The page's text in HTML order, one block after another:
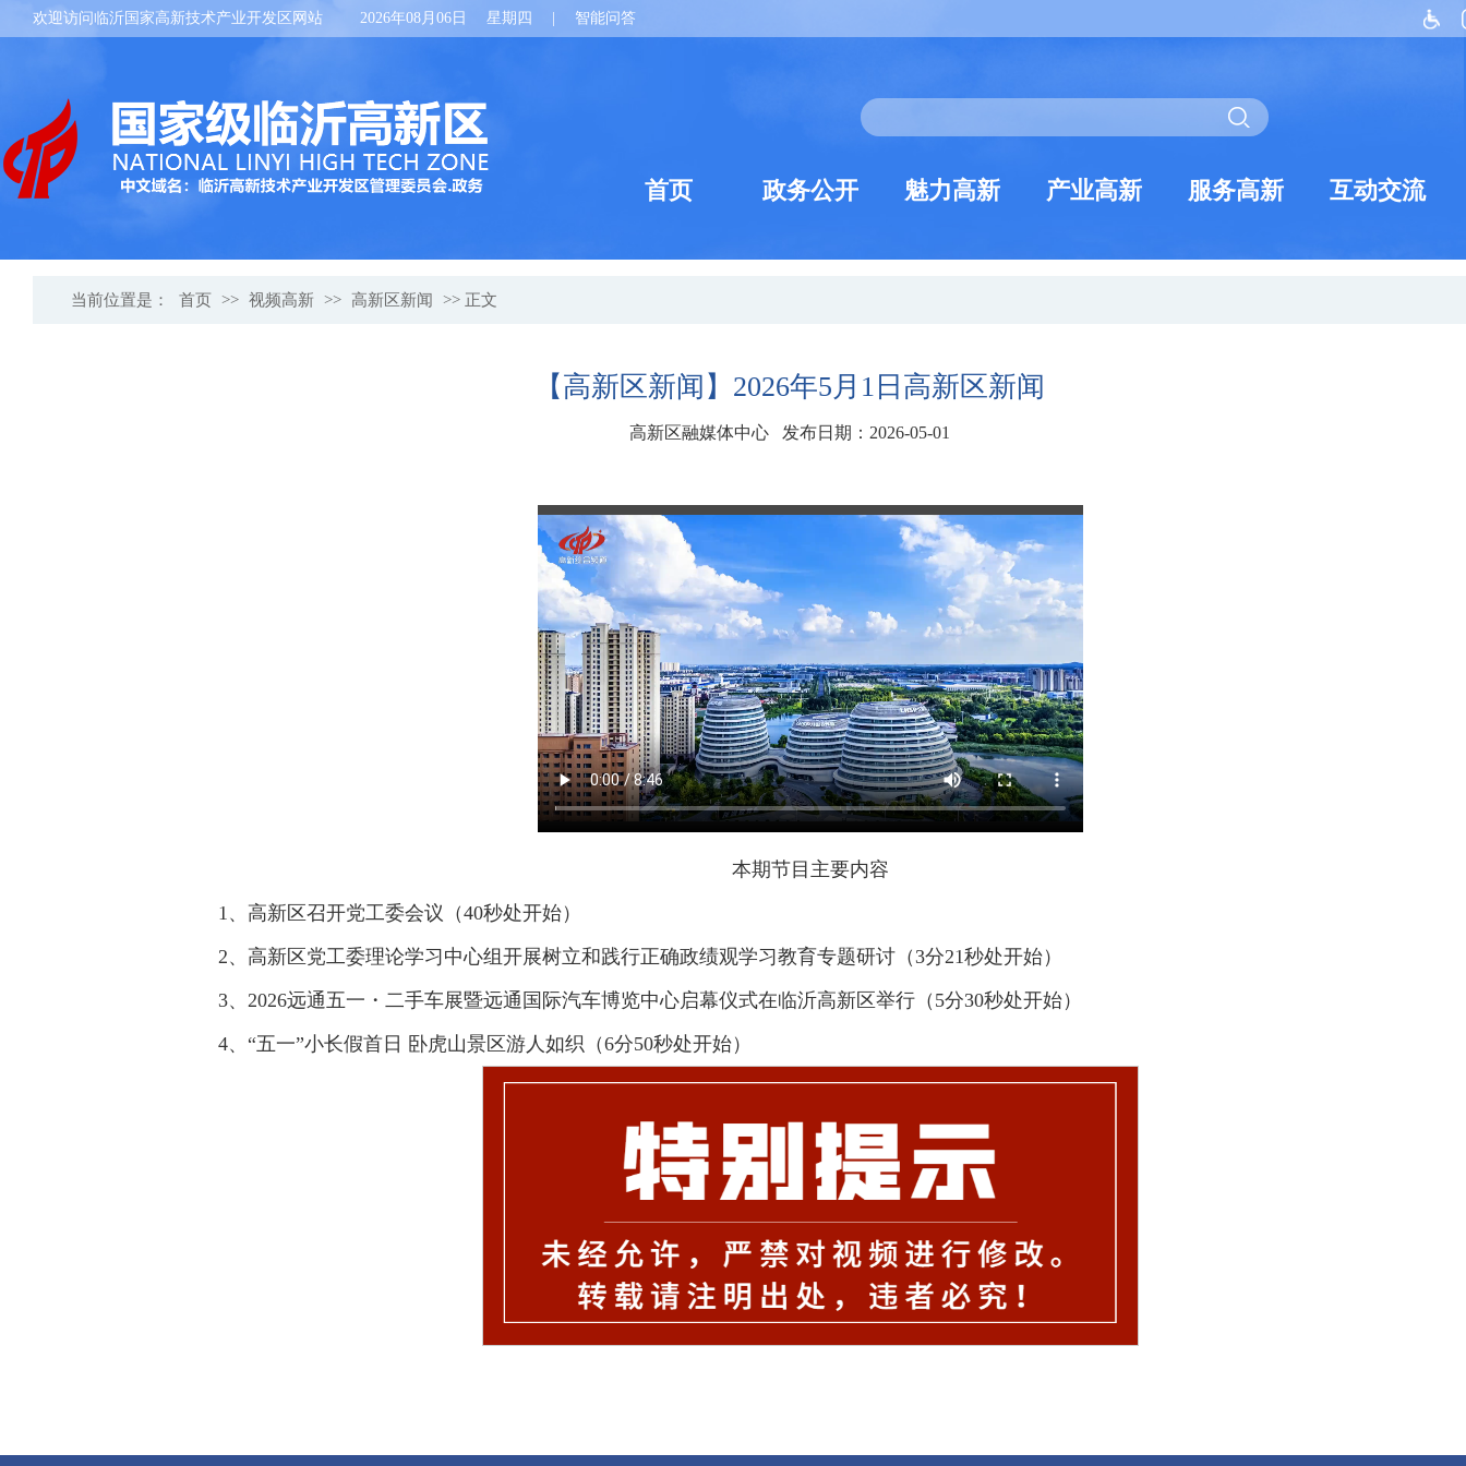
欢迎访问临沂国家高新技术产业开发区网站 2026年08月06日 星期四 智能问答
首页 政务公开 魅力高新 产业高新 服务高新 互动交流
当前位置是： 首页 >> 视频高新 >> 高新区新闻 >> 正文
【高新区新闻】2026年5月1日高新区新闻
高新区融媒体中心 发布日期：2026-05-01
本期节目主要内容
1、高新区召开党工委会议（40秒处开始）
2、高新区党工委理论学习中心组开展树立和践行正确政绩观学习教育专题研讨（3分21秒处开始）
3、2026远通五一・二手车展暨远通国际汽车博览中心启幕仪式在临沂高新区举行（5分30秒处开始）
4、“五一”小长假首日 卧虎山景区游人如织（6分50秒处开始）